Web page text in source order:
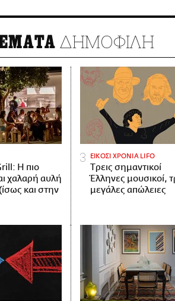
ΔΗΜΟΦΙΛΗ
Η πιο
χαλαρή αυλή
και στην
ΕΙΚΟΣΙ ΧΡΟΝΙΑ LIFO
Tρεις σημαντικοί
Έλληνες μουσικοί,
μεγάλες απώλειες